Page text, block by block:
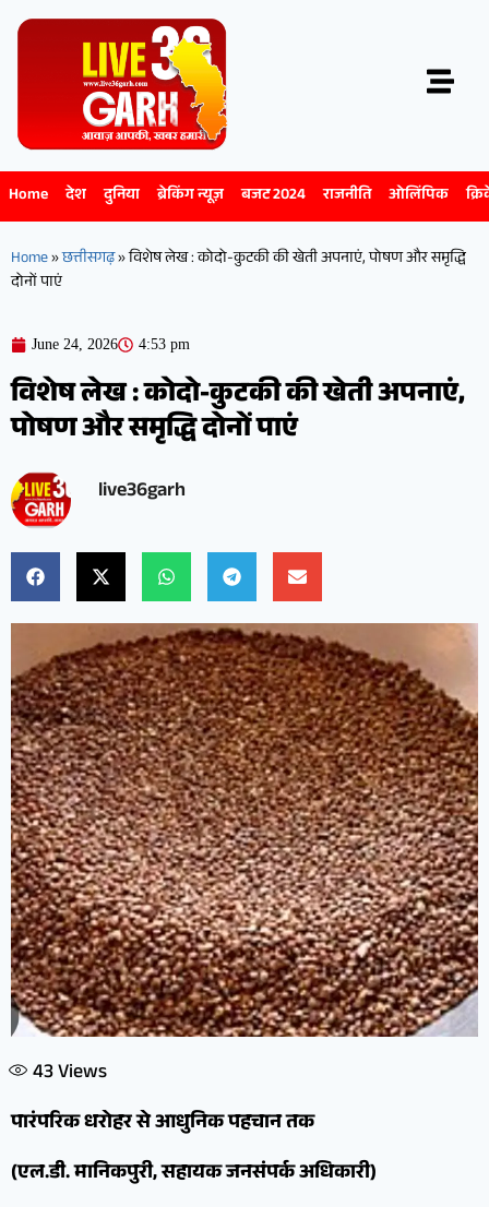
Home देश दुनिया ब्रेकिंग न्यूज़ बजट 2024 राजनीति ओलिंपिक
Home»छत्तीसगढ़»विशेष लेख : कोदो-कुटकी की खेती अपनाएं, पोषण और समृद्धि
दोनों पाएं
June 24, 2026 4:53 pm
विशेष लेख : कोदो-कुटकी की खेती अपनाएं,
पोषण और समृद्धि दोनों पाएं
live36garh
43Views
पारंपरिक धरोहर से आधुनिक पहचान तक
(एल.डी. मानिकपुरी, सहायक जनसंपर्क अधिकारी)